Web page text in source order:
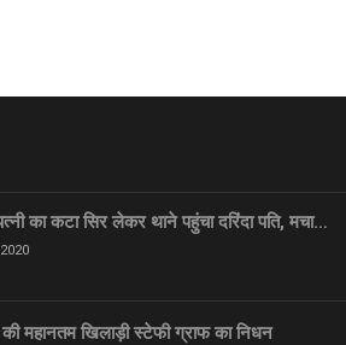
का कटा सिर लेकर थाने पहुंचा दरिंदा पति, मचा…
महानतम खिलाड़ी स्टेफी ग्राफ का निधन